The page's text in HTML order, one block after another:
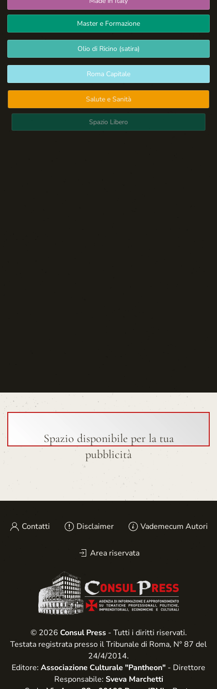
Master e Formazione
Olio di Ricino (satira)
Roma Capitale
Salute e Sanità
Spazio Libero
Spazio disponibile per la tua
pubblicità
Contatti Disclaimer Vademecum Autori
Area riservata
© 2026 Consul Press- Tutti i diritti riservati.
Testata registrata presso il Tribunale di Roma, N° 87 del
24/4/2014.
Editore: Associazione Culturale "Pantheon" - Direttore
Responsabile: Sveva Marchetti